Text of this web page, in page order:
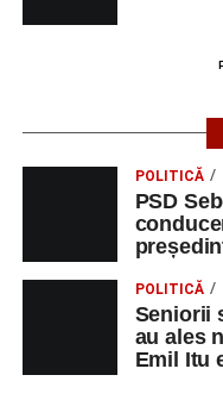
POLITICĂ
PSD
POLITICĂ
Seniorii
au ales
Emil Itu